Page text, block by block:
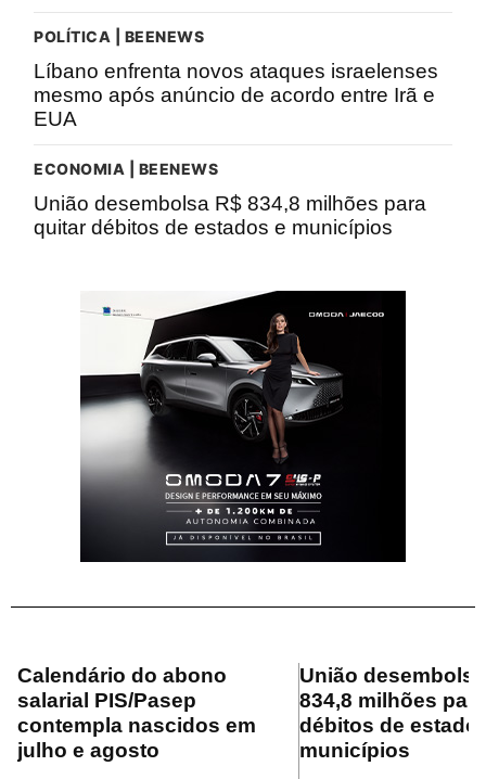
POLÍTICA | BEENEWS
Líbano enfrenta novos ataques israelenses
mesmo após anúncio de acordo entre Irã e
EUA
ECONOMIA | BEENEWS
União desembolsa R$ 834,8 milhões para
quitar débitos de estados e municípios
Calendário do abono
salarial PIS/Pasep
contempla nascidos em
julho e agosto
União
834,8 milhões
débitos de
municípios